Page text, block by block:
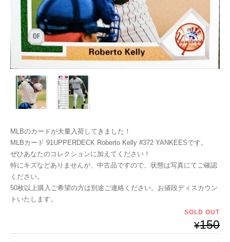
MLBのカードが大量入荷してきました！
MLBカード 91UPPERDECK Roberto Kelly #372 YANKEESです。
ぜひあなたのコレクションに加えてください！
特にキズなどありませんが、中古品ですので、状態は写真にてご確認
ください。
50枚以上購入ご希望の方は別途ご連絡ください。お値段ディスカウン
トいたします。
SOLD OUT
¥150